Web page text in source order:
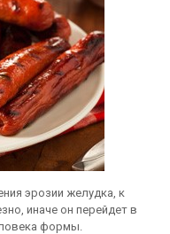
эрозии желудка, к
иначе он перейдет в
формы.